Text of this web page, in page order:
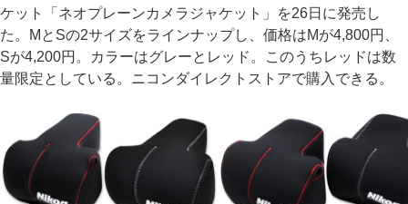
ケット「ネオプレーンカメラジャケット」を26日に発売し
た。MとSの2サイズをラインナップし、価格はMが4,800円、
Sが4,200円。カラーはグレーとレッド。このうちレッドは数
量限定としている。ニコンダイレクトストアで購入できる。